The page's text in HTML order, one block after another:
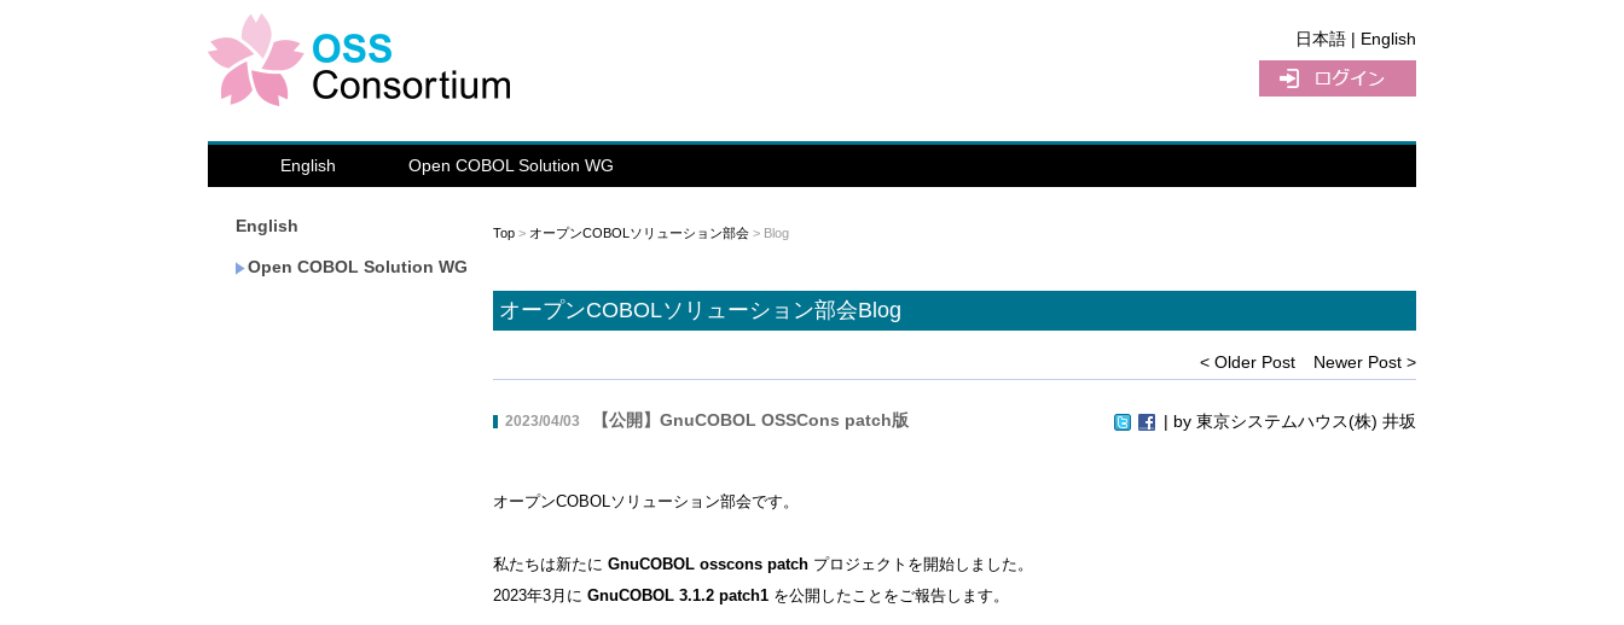
日本語 | English
English Open COBOL Solution WG
English
Open COBOL Solution WG
Top > オープンCOBOLソリューション部会 > Blog
オープンCOBOLソリューション部会Blog
< Older Post Newer Post >
2023/04/03 【公開】GnuCOBOL OSSCons patch版 | by 東京システムハウス(株) 井坂
オープンCOBOLソリューション部会です。
私たちは新たに GnuCOBOL osscons patch プロジェクトを開始しました。
2023年3月に GnuCOBOL 3.1.2 patch1 を公開したことをご報告します。